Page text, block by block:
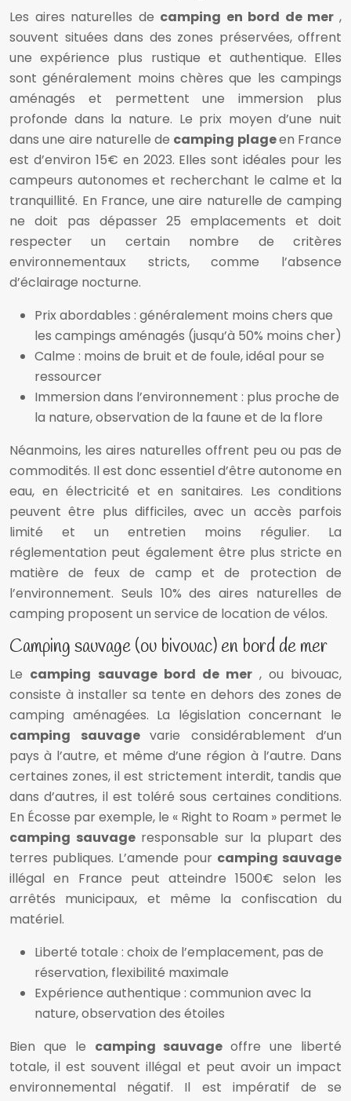
Les aires naturelles de camping en bord de mer,
souvent situées dans des zones préservées, offrent
une expérience plus rustique et authentique. Elles
sont généralement moins chères que les campings
aménagés et permettent une immersion plus
profonde dans la nature. Le prix moyen d’une nuit
dans une aire naturelle de camping plageen France
est d’environ 15€ en 2023. Elles sont idéales pour les
campeurs autonomes et recherchant le calme et la
tranquillité. En France, une aire naturelle de camping
ne doit pas dépasser 25 emplacements et doit
respecter un certain nombre de critères
environnementaux stricts, comme l’absence
d’éclairage nocturne.
Prix abordables : généralement moins chers que
les campings aménagés (jusqu’à 50% moins cher)
Calme : moins de bruit et de foule, idéal pour se
ressourcer
Immersion dans l’environnement : plus proche de
la nature, observation de la faune et de la flore
Néanmoins, les aires naturelles offrent peu ou pas de
commodités. Il est donc essentiel d’être autonome en
eau, en électricité et en sanitaires. Les conditions
peuvent être plus difficiles, avec un accès parfois
limité et un entretien moins régulier. La
réglementation peut également être plus stricte en
matière de feux de camp et de protection de
l’environnement. Seuls 10% des aires naturelles de
camping proposent un service de location de vélos.
Camping sauvage (ou bivouac) en bord de mer
Le camping sauvage bord de mer , ou bivouac,
consiste à installer sa tente en dehors des zones de
camping aménagées. La législation concernant le
camping sauvage varie considérablement d’un
pays à l’autre, et même d’une région à l’autre. Dans
certaines zones, il est strictement interdit, tandis que
dans d’autres, il est toléré sous certaines conditions.
En Écosse par exemple, le « Right to Roam » permet le
camping sauvage responsable sur la plupart des
terres publiques. L’amende pour camping sauvage
illégal en France peut atteindre 1500€ selon les
arrêtés municipaux, et même la confiscation du
matériel.
Liberté totale : choix de l’emplacement, pas de
réservation, flexibilité maximale
Expérience authentique : communion avec la
nature, observation des étoiles
Bien que le camping sauvageoffre une liberté
totale, il est souvent illégal et peut avoir un impact
environnemental négatif. Il est impératif de se